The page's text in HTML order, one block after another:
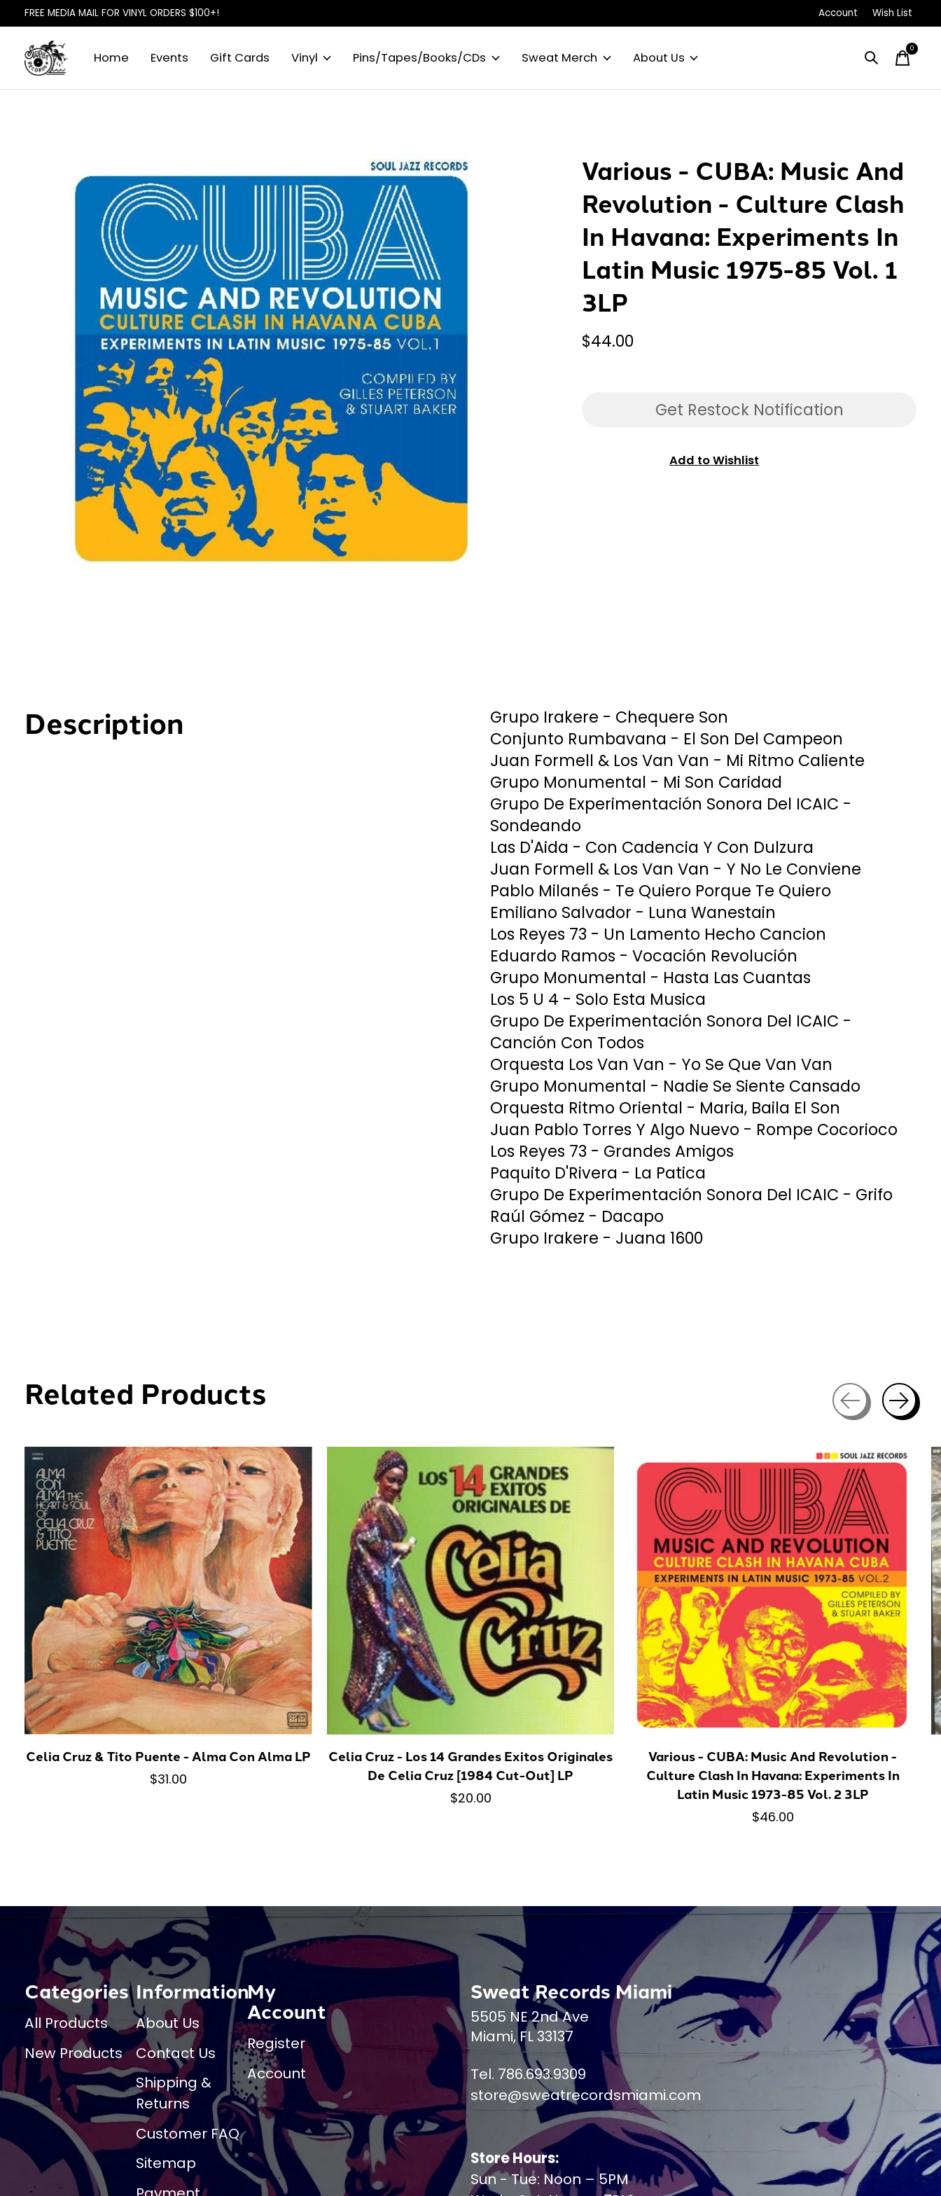
FREE MEDIA MAIL FOR VINYL ORDERS $100+! Account Wish List
Home Events Gift Cards Vinyl Pins/Tapes/Books/CDs Sweat Merch About Us
0items
Various - CUBA: Music And
Revolution - Culture Clash
In Havana: Experiments In
Latin Music 1975-85 Vol. 1
3LP
$44.00
Get Restock Notification
Add to Wishlist
Description
Grupo Irakere - Chequere Son
Conjunto Rumbavana - El Son Del Campeon
Juan Formell & Los Van Van - Mi Ritmo Caliente
Grupo Monumental - Mi Son Caridad
Grupo De Experimentación Sonora Del ICAIC -
Sondeando
Las D'Aida - Con Cadencia Y Con Dulzura
Juan Formell & Los Van Van - Y No Le Conviene
Pablo Milanés - Te Quiero Porque Te Quiero
Emiliano Salvador - Luna Wanestain
Los Reyes 73 - Un Lamento Hecho Cancion
Eduardo Ramos - Vocación Revolución
Grupo Monumental - Hasta Las Cuantas
Los 5 U 4 - Solo Esta Musica
Grupo De Experimentación Sonora Del ICAIC -
Canción Con Todos
Orquesta Los Van Van - Yo Se Que Van Van
Grupo Monumental - Nadie Se Siente Cansado
Orquesta Ritmo Oriental - Maria, Baila El Son
Juan Pablo Torres Y Algo Nuevo - Rompe Cocorioco
Los Reyes 73 - Grandes Amigos
Paquito D'Rivera - La Patica
Grupo De Experimentación Sonora Del ICAIC - Grifo
Raúl Gómez - Dacapo
Grupo Irakere - Juana 1600
Related Products
Carousel items
Celia Cruz & Tito Puente - Alma Con Alma LP
$31.00
Celia Cruz - Los 14 Grandes Exitos Originales
De Celia Cruz [1984 Cut-Out] LP
$20.00
Various - CUBA: Music And Revolution -
Culture Clash In Havana: Experiments In
Latin Music 1973-85 Vol. 2 3LP
$46.00
Categories
All Products
New Products
Information
About Us
Contact Us
Shipping &
Returns
Customer FAQ
Sitemap
My
Account
Register
Account
Sweat Records Miami
5505 NE 2nd Ave
Miami, FL 33137
Tel. 786.693.9309
store@sweatrecordsmiami.com
Store Hours:
Sun - Tue: Noon – 5PM